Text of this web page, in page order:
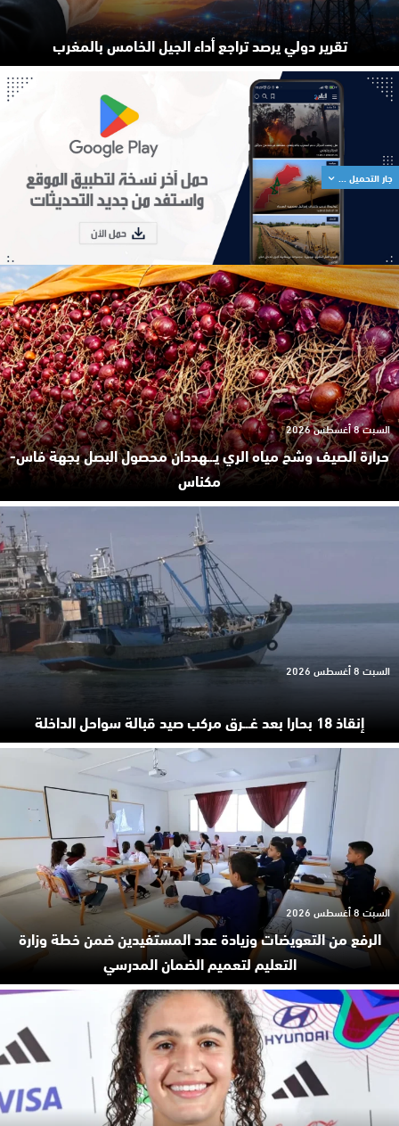
تقرير دولي يرصد تراجع أداء الجيل الخامس بالمغرب
حرارة الصيف وشح مياه الري يـ.ـهددان محصول البصل بجهة فاس-
مكناس
السبت 8 أغسطس 2026
إنقاذ 18 بحارا بعد غـ.ـرق مركب صيد قبالة سواحل الداخلة
السبت 8 أغسطس 2026
الرفع من التعويضات وزيادة عدد المستفيدين ضمن خطة وزارة
التعليم لتعميم الضمان المدرسي
السبت 8 أغسطس 2026
جار التحميل ...